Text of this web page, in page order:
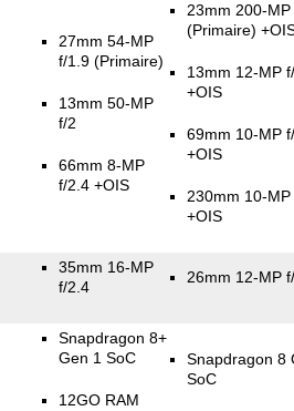
27mm 54-MP
f/1.9(Primaire)
13mm 50-MP
f/2
66mm 8-MP
f/2.4 +OIS
23mm 200-
(Primaire)
13mm 12-MP
+OIS
69mm 10-MP
+OIS
230mm 10-
+OIS
35mm 16-MP
f/2.4
26mm 12-MP
Snapdragon 8+
Gen 1 SoC
12GO RAM
Snapdragon 8
SoC